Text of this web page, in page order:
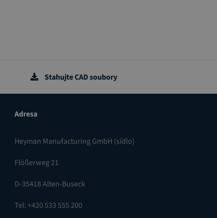
Stahujte CAD soubory
Adresa
Heyman Manufacturing GmbH (sídlo)
Flößerweg 21
D-35418 Alten-Buseck
Tel: +420 533 555 200